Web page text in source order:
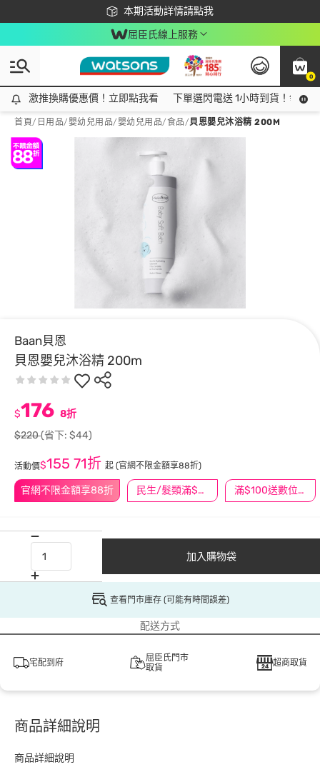
本期活動詳情請點我
下載app最高回饋$350
屈臣氏線上服務
0
激推換購優惠價！立即點我看
激推換購優惠價！立即點我看 下單選閃電送 1小時到貨！領神
首頁/ 日用品/嬰幼兒用品/嬰幼兒用品/食品/貝恩嬰兒沐浴精 200M
Baan貝恩
貝恩嬰兒沐浴精 200m
官網不限金額享88折 民生/髮類滿$388送舒潔冰巾 滿$100送數位印花
$176 8折
$220(省下: $44)
活動價$155 71折 起 (官網不限金額享88折)
加入購物袋
查看門市庫存 (可能有時間誤差)
配送方式
宅配到府
屈臣氏門市
取貨
超商取貨
商品詳細說明
商品詳細說明